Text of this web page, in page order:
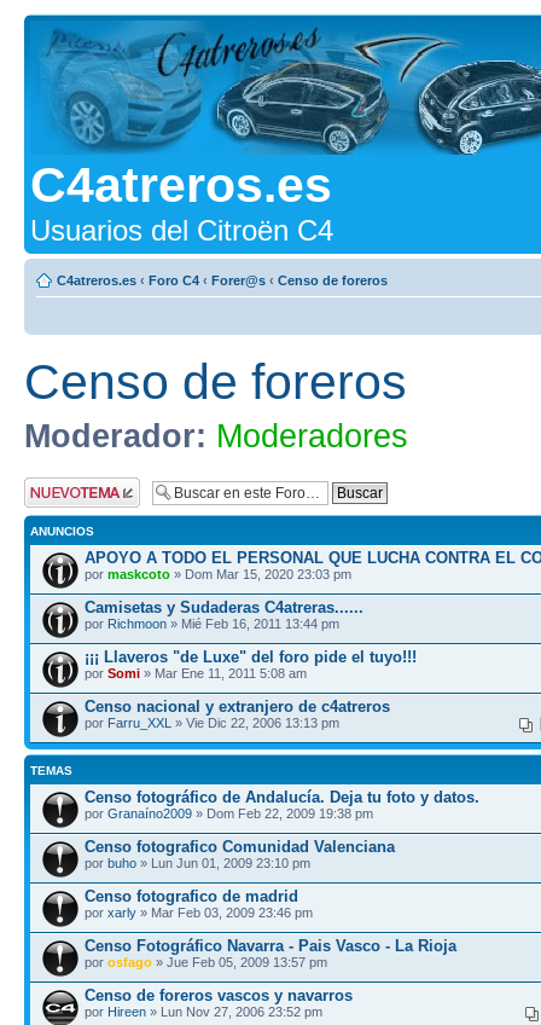
C4atreros.es
Usuarios del Citroën C4
C4atreros.es ‹ Foro C4 ‹ Forer@s ‹ Censo de foreros
Censo de foreros
Moderador: Moderadores
Publicar un nuevo
tema
ANUNCIOS
APOYO A TODO EL PERSONAL QUE LUCHA CONTRA EL
por maskcoto » Dom Mar 15, 2020 23:03 pm
Camisetas y Sudaderas C4atreras......
por Richmoon » Mié Feb 16, 2011 13:44 pm
¡¡¡ Llaveros "de Luxe" del foro pide el tuyo!!!
por Somi » Mar Ene 11, 2011 5:08 am
Censo nacional y extranjero de c4atreros
por Farru_XXL » Vie Dic 22, 2006 13:13 pm
TEMAS
Censo fotográfico de Andalucía. Deja tu foto y datos.
por Granaíno2009 » Dom Feb 22, 2009 19:38 pm
Censo fotografico Comunidad Valenciana
por buho » Lun Jun 01, 2009 23:10 pm
Censo fotografico de madrid
por xarly » Mar Feb 03, 2009 23:46 pm
Censo Fotográfico Navarra - Pais Vasco - La Rioja
por osfago » Jue Feb 05, 2009 13:57 pm
Censo de foreros vascos y navarros
por Hireen » Lun Nov 27, 2006 23:52 pm